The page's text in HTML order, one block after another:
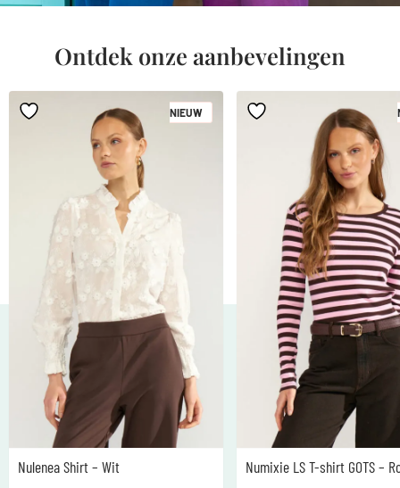
Ontdek onze aanbevelingen
Nulenea Shirt – Wit
NIEUW
Numixie LS T-shirt GOTS –